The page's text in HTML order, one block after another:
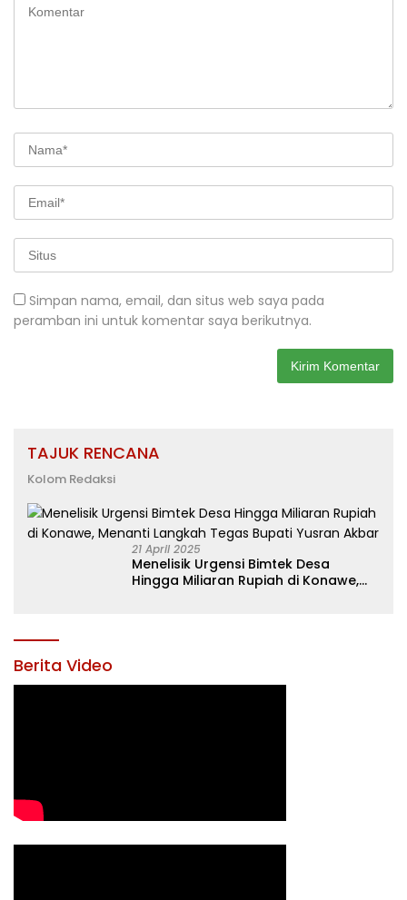
Simpan nama, email, dan situs web saya pada
peramban ini untuk komentar saya berikutnya.
TAJUK RENCANA
Kolom Redaksi
21 April 2025
Menelisik Urgensi Bimtek Desa
Hingga Miliaran Rupiah di Konawe,
Berita Video